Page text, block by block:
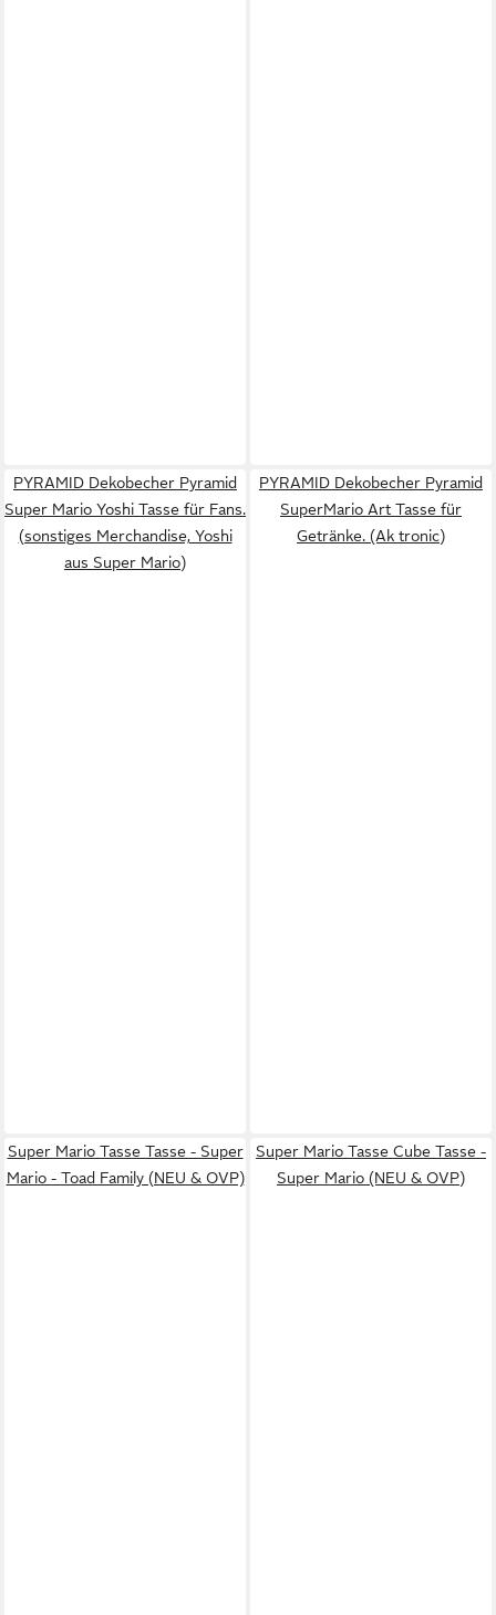
PYRAMID Dekobecher Pyramid
Super Mario Yoshi Tasse für Fans.
(sonstiges Merchandise, Yoshi
aus Super Mario)
PYRAMID Dekobecher Pyramid
SuperMario Art Tasse für
Getränke. (Ak tronic)
Super Mario Tasse Tasse - Super
Mario - Toad Family (NEU & OVP)
Super Mario Tasse Cube Tasse -
Super Mario (NEU & OVP)